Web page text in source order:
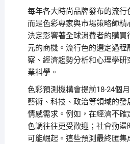
每年各大時尚品牌發布的流行
而是色彩專家與市場策略師精
決定影響著全球消費者的購買
元的商機。流行色的選定過程
察、經濟趨勢分析和心理學研
業科學。
色彩預測機構會提前18-24個
藝術、科技、政治等領域的發
情感需求。例如，在經濟不確
色調往往更受歡迎；社會動盪
可能崛起。這些預測最終匯集